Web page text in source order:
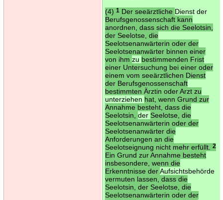
(4) 1Der seeärztliche Dienst der
Berufsgenossenschaft kann
anordnen, dass sich die Seelotsin,
der Seelotse, die
Seelotsenanwärterin oder der
Seelotsenanwärter binnen einer
von ihm zu bestimmenden Frist
einer Untersuchung bei einer oder
einem vom seeärztlichen Dienst
der Berufsgenossenschaft
bestimmten Ärztin oder Arzt zu
unterziehen hat, wenn Grund zur
Annahme besteht, dass die
Seelotsin, der Seelotse, die
Seelotsenanwärterin oder der
Seelotsenanwärter die
Anforderungen an die
Seelotseignung nicht mehr erfüllt.
2
Ein Grund zur Annahme besteht
insbesondere, wenn die
Erkenntnisse derAufsichtsbehörde
vermuten lassen, dass die
Seelotsin, der Seelotse, die
Seelotsenanwärterin oder der